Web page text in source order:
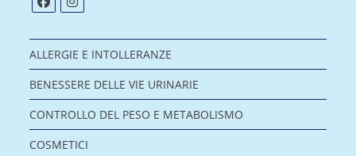
ALLERGIE E INTOLLERANZE
BENESSERE DELLE VIE URINARIE
CONTROLLO DEL PESO E METABOLISMO
COSMETICI